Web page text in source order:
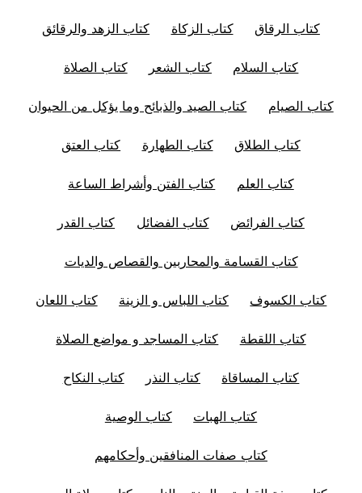
كتاب الرقاق كتاب الزكاة كتاب الزهد والرقائق
كتاب السلام كتاب الشعر كتاب الصلاة
كتاب الصيام كتاب الصيد والذبائح وما يؤكل من الحيوان
كتاب الطلاق كتاب الطهارة كتاب العتق
كتاب العلم كتاب الفتن وأشراط الساعة
كتاب الفرائض كتاب الفضائل كتاب القدر
كتاب القسامة والمحاربين والقصاص والديات
كتاب الكسوف كتاب اللباس و الزينة كتاب اللعان
كتاب اللقطة كتاب المساجد و مواضع الصلاة
كتاب المساقاة كتاب النذر كتاب النكاح
كتاب الهبات كتاب الوصية
كتاب صفات المنافقين وأحكامهم